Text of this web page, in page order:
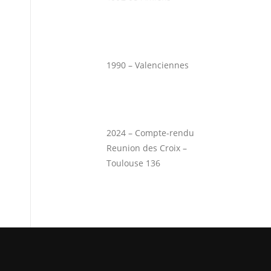
1990 – Valenciennes
2024 – Compte-rendu
Reunion des Croix –
Toulouse 136